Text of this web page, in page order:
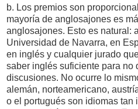
b. Los premios son
mayoría de anglosajones es
anglosajones. Esto es natural:
Universidad de Navarra, en
en inglés y cualquier jurado
saber inglés suficiente para no
discusiones. No ocurre lo
alemán, norteamericano,
o el portugués son idiomas tan